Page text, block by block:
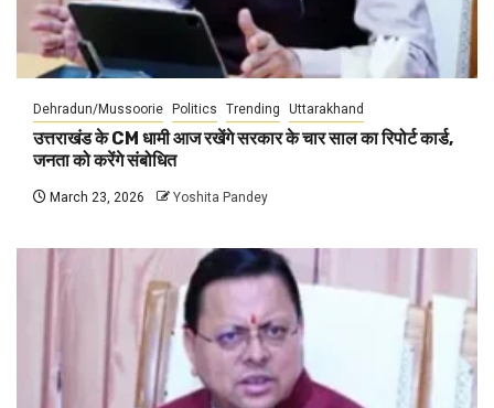
Dehradun/Mussoorie Politics Trending Uttarakhand
उत्तराखंड के CM धामी आज रखेंगे सरकार के चार साल का रिपोर्ट कार्ड,
जनता को करेंगे संबोधित
March 23, 2026 Yoshita Pandey